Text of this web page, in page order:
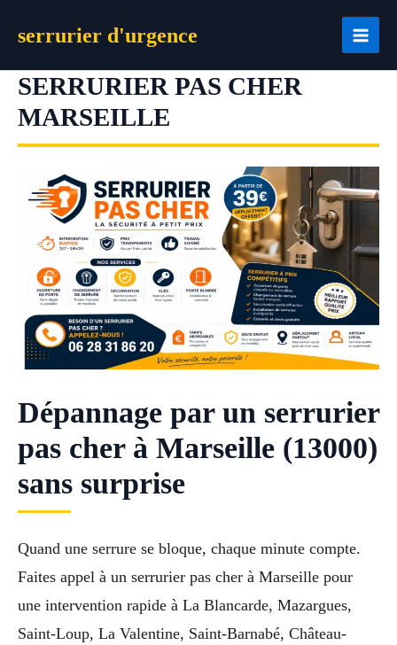
serrurier d'urgence
SERRURIER PAS CHER
MARSEILLE
Dépannage par un serrurier
pas cher à Marseille (13000)
sans surprise
Quand une serrure se bloque, chaque minute compte.
Faites appel à un serrurier pas cher à Marseille pour
une intervention rapide à La Blancarde, Mazargues,
Saint-Loup, La Valentine, Saint-Barnabé, Château-